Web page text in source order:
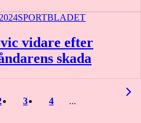
SPORTBLADET
vidare efter
skada
3 4